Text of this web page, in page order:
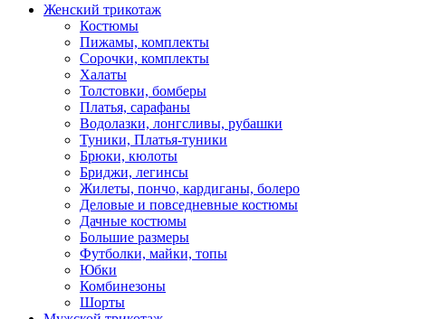
Женский трикотаж
Костюмы
Пижамы, комплекты
Сорочки, комплекты
Халаты
Толстовки, бомберы
Платья, сарафаны
Водолазки, лонгсливы, рубашки
Туники, Платья-туники
Брюки, кюлоты
Бриджи, легинсы
Жилеты, пончо, кардиганы, болеро
Деловые и повседневные костюмы
Дачные костюмы
Большие размеры
Футболки, майки, топы
Юбки
Комбинезоны
Шорты